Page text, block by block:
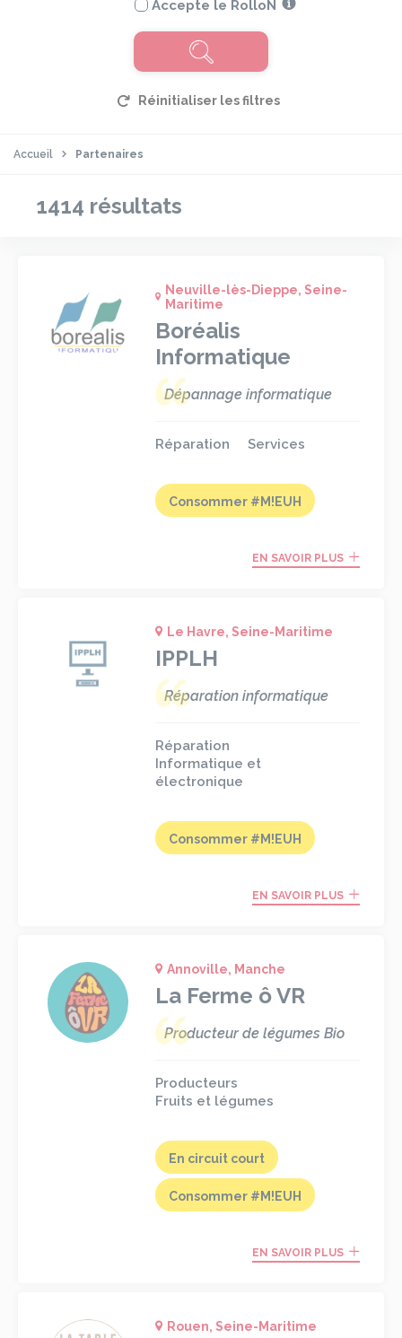
Accepte le RolloN
Accueil Partenaires
1414 résultats
Neuville-lès-Dieppe, Seine-
Maritime
Boréalis
Informatique
Dépannage informatique
Réparation Services
Consommer #M!EUH
EN SAVOIR PLUS
Le Havre, Seine-Maritime
IPPLH
Réparation informatique
Réparation
Informatique et
électronique
Consommer #M!EUH
EN SAVOIR PLUS
Annoville, Manche
La Ferme ô VR
Producteur de légumes Bio
Producteurs
Fruits et légumes
En circuit court
Consommer #M!EUH
EN SAVOIR PLUS
Rouen, Seine-Maritime